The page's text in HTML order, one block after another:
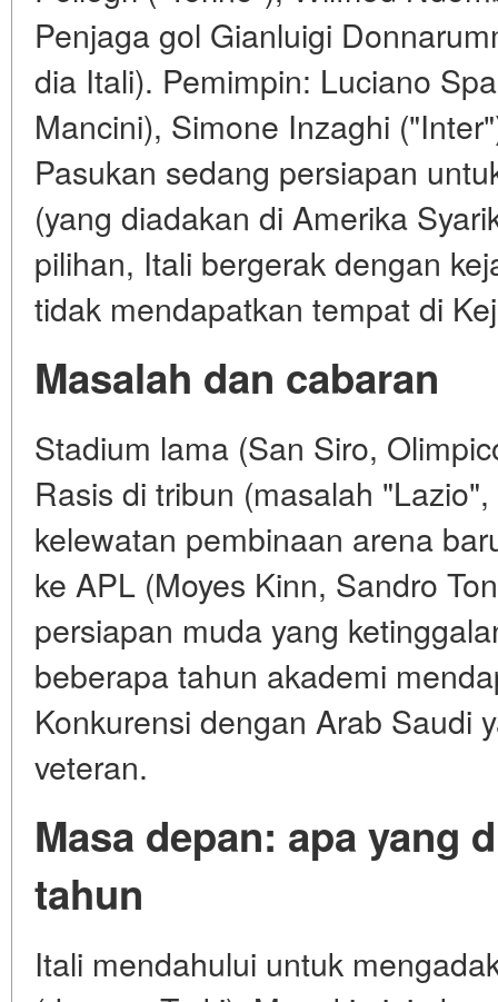
Penjaga gol Gianluigi
dia Itali). Pemimpin: Luciano
Mancini), Simone Inzaghi
Pasukan sedang persiapan
(yang diadakan di Amerika
pilihan, Itali bergerak dengan
tidak mendapatkan tempat di
Masalah dan cabaran
Stadium lama (San Siro,
Rasis di tribun (masalah
kelewatan pembinaan arena
ke APL (Moyes Kinn, Sandro
persiapan muda yang
beberapa tahun akademi
Konkurensi dengan Arab Saudi
veteran.
Masa depan: apa yang
tahun
Itali mendahului untuk